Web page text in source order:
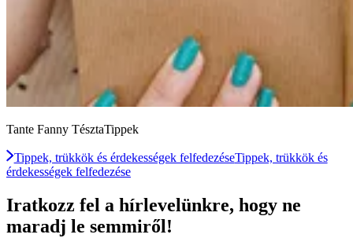
Tante Fanny TésztaTippek
Tippek, trükkök és érdekességek felfedezéseTippek, trükkök és
érdekességek felfedezése
Iratkozz fel a hírlevelünkre, hogy ne
maradj le semmiről!